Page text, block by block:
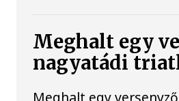
Meghalt egy
nagyatádi